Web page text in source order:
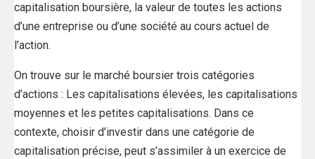
capitalisation boursière, la valeur de toutes les actions
d’une entreprise ou d’une société au cours actuel de
l’action.
On trouve sur le marché boursier trois catégories
d’actions : Les capitalisations élevées, les capitalisations
moyennes et les petites capitalisations. Dans ce
contexte, choisir d’investir dans une catégorie de
capitalisation précise, peut s’assimiler à un exercice de